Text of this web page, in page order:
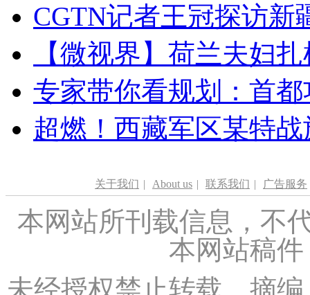
CGTN记者王冠探访新
【微视界】荷兰夫妇
专家带你看规划：首
超燃！西藏军区某特
关于我们 | About us | 联系我们 | 广告服务
本网站所刊载信息，不
本网站稿
未经授权禁止转载、摘